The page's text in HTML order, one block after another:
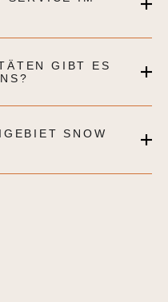
GIBT ES
SNOW S